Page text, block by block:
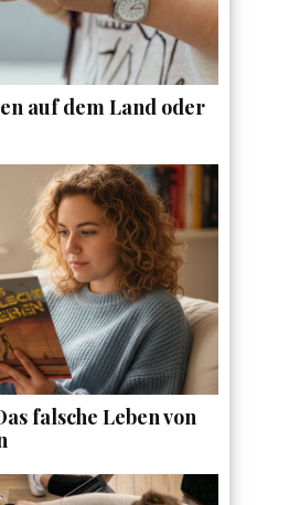
auf dem Land oder
falsche Leben von